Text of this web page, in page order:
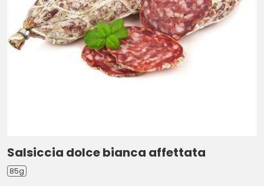
Salsiccia dolce bianca affettata
85g